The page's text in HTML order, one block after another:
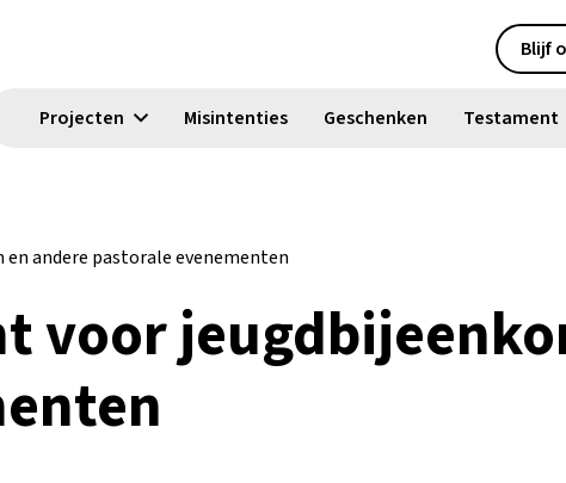
Blijf
Projecten Misintenties Geschenken Testament
andere pastorale evenementen
voor